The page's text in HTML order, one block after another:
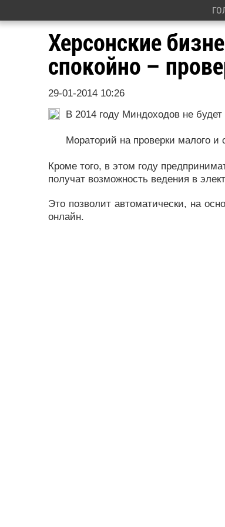
Херсонские
спокойно –
29-01-2014 10:26
В 2014 году Миндоходов не
Мораторий на проверки малого и
Кроме того, в этом году
получат возможность ведения в
Это позволит автоматически, на
онлайн.